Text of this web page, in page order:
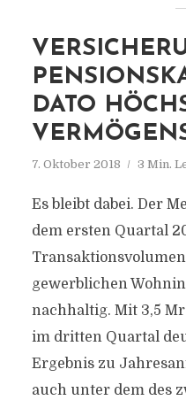
DATO
7. Oktober 2018 3 Min.
Es bleibt dabei. Der
dem ersten Quartal
gewerblichen
nachhaltig. Mit 3,5
im dritten Quartal
Ergebnis zu
auch unter dem des